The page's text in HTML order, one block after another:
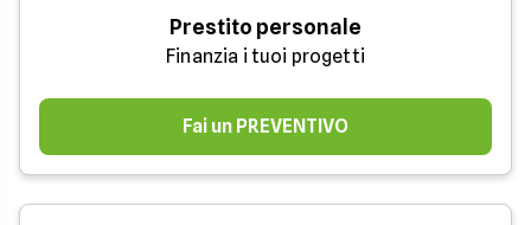
Prestito personale
Finanzia i tuoi progetti
Fai un PREVENTIVO